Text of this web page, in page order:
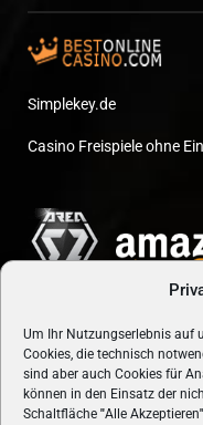
Um Ihr Nutzungserlebnis auf
Cookies, die technisch
sind aber auch Cookies für
können in den Einsatz der
Schaltfläche "Alle Akzeptieren"
Simplekey.de
Casino Freispiele ohne